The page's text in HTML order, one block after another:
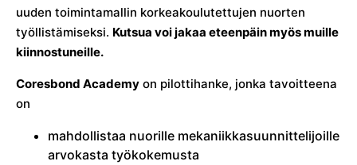
uuden toimintamallin korkeakoulutettujen nuorten
työllistämiseksi. Kutsua voi jakaa eteenpäin myös muille
kiinnostuneille.
Coresbond Academy on pilottihanke, jonka tavoitteena
on
mahdollistaa nuorille mekaniikkasuunnittelijoille
arvokasta työkokemusta